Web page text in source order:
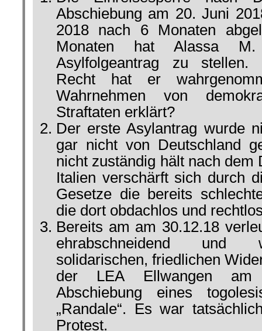
Abschiebung am 20. Juni
2018 nach 6 Monaten
Monaten hat Alassa
Asylfolgeantrag zu stellen.
Recht hat er
Wahrnehmen von
Straftaten erklärt?
Der erste Asylantrag wurde
gar nicht von Deutschland
nicht zuständig hält nach dem
Italien verschärft sich durch
Gesetze die bereits
die dort obdachlos und
Bereits am am 30.12.18
ehrabschneidend und
solidarischen, friedlichen
der LEA Ellwangen
Abschiebung eines
„Randale“. Es war
Protest.